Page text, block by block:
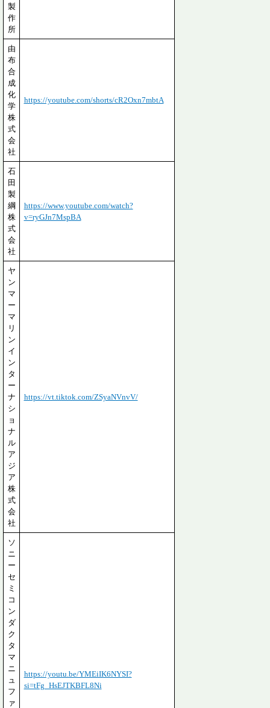
製
作
所
由
布
合
成
化
学
株
式
会
社
https://youtube.com/shorts/cR2Oxn7mbtA
石
田
製
綱
株
式
会
社
https://www.youtube.com/watch?
v=ryGJn7MspBA
ヤ
ン
マ
ー
マ
リ
ン
イ
ン
タ
ー
ナ
シ
ョ
ナ
ル
ア
ジ
ア
株
式
会
社
https://vt.tiktok.com/ZSyaNVnvV/
ソ
ニ
ー
セ
ミ
コ
ン
ダ
ク
タ
マ
ニ
ュ
フ
ァ
https://youtu.be/YMEiIK6NYSI?
si=tFg_HsEJTKBFL8Ni